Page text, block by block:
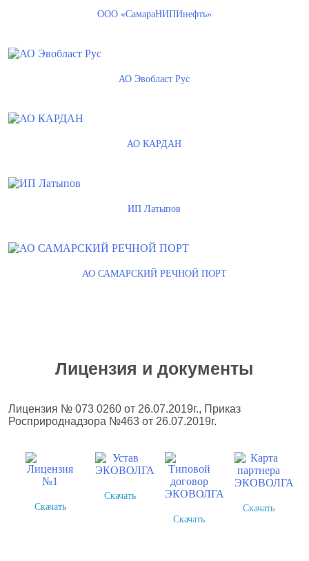
ООО «СамараНИПИнефть»
АО Эвобласт Рус
АО КАРДАН
ИП Латыпов
АО САМАРСКИЙ РЕЧНОЙ ПОРТ
Лицензия и документы
Лицензия № 073 0260 от 26.07.2019г., Приказ
Росприроднадзора №463 от 26.07.2019г.
Скачать
Скачать
Скачать
Скачать